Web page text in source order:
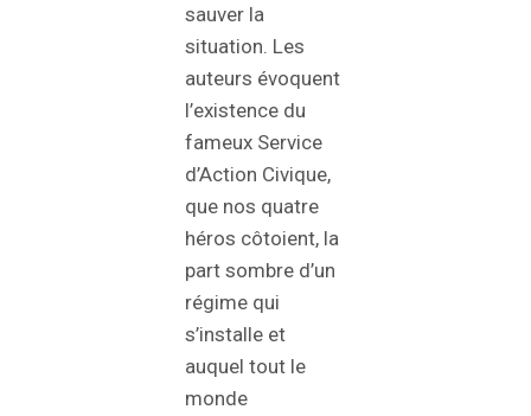
sauver la
situation. Les
auteurs évoquent
l’existence du
fameux Service
d’Action Civique,
que nos quatre
héros côtoient, la
part sombre d’un
régime qui
s’installe et
auquel tout le
monde